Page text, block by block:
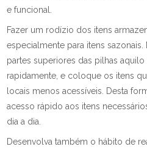
e funcional.
Fazer um rodízio dos itens
especialmente para itens sazonais.
partes superiores das pilhas
rapidamente, e coloque os itens
locais menos acessíveis. Desta
acesso rápido aos itens
dia a dia.
Desenvolva também o hábito de